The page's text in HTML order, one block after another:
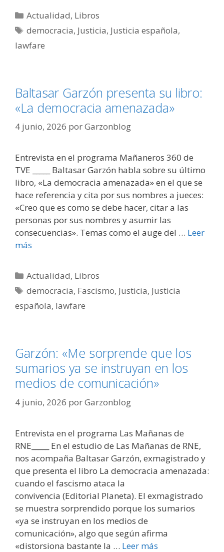
Categorías
Actualidad, Libros
Etiquetas
democracia, Justicia, Justicia española,
lawfare
Baltasar Garzón presenta su libro:
«La democracia amenazada»
4 junio, 2026 porGarzonblog
Entrevista en el programa Mañaneros 360 de
TVE _____ Baltasar Garzón habla sobre su último
libro, «La democracia amenazada» en el que se
hace referencia y cita por sus nombres a jueces:
«Creo que es como se debe hacer, citar a las
personas por sus nombres y asumir las
consecuencias». Temas como el auge del … Leer
más
Categorías
Actualidad, Libros
Etiquetas
democracia, Fascismo, Justicia, Justicia
española, lawfare
Garzón: «Me sorprende que los
sumarios ya se instruyan en los
medios de comunicación»
4 junio, 2026 porGarzonblog
Entrevista en el programa Las Mañanas de
RNE_____ En el estudio de Las Mañanas de RNE,
nos acompaña Baltasar Garzón, exmagistrado y
que presenta el libro La democracia amenazada:
cuando el fascismo ataca la
convivencia (Editorial Planeta). El exmagistrado
se muestra sorprendido porque los sumarios
«ya se instruyan en los medios de
comunicación», algo que según afirma
«distorsiona bastante la … Leer más